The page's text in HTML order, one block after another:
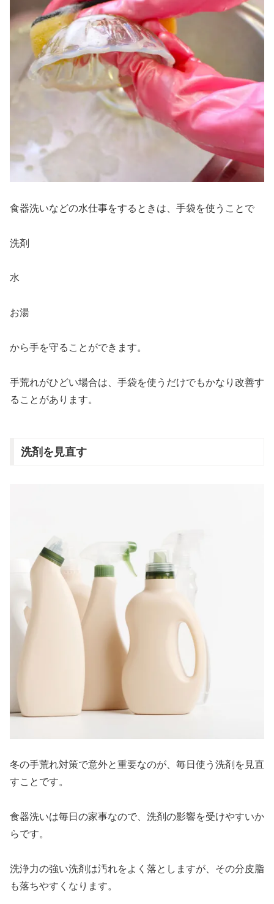
食器洗いなどの水仕事をするときは、手袋を使うことで
洗剤
水
お湯
から手を守ることができます。
手荒れがひどい場合は、手袋を使うだけでもかなり改善す
ることがあります。
洗剤を見直す
冬の手荒れ対策で意外と重要なのが、毎日使う洗剤を見直
すことです。
食器洗いは毎日の家事なので、洗剤の影響を受けやすいか
らです。
洗浄力の強い洗剤は汚れをよく落としますが、その分皮脂
も落ちやすくなります。